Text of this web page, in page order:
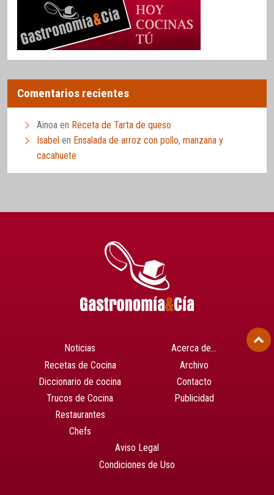
Comentarios recientes
Ainoa en Receta de Tarta de queso
Isabel en Ensalada de arroz con pollo, manzana y
cacahuete
Noticias
Recetas de Cocina
Diccionario de cocina
Trucos de Cocina
Restaurantes
Chefs
Acerca de…
Archivo
Contacto
Publicidad
Aviso Legal
Condiciones de Uso